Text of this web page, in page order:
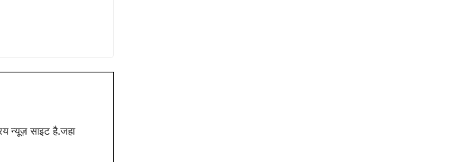
न्यूज़ साइट है.जहा